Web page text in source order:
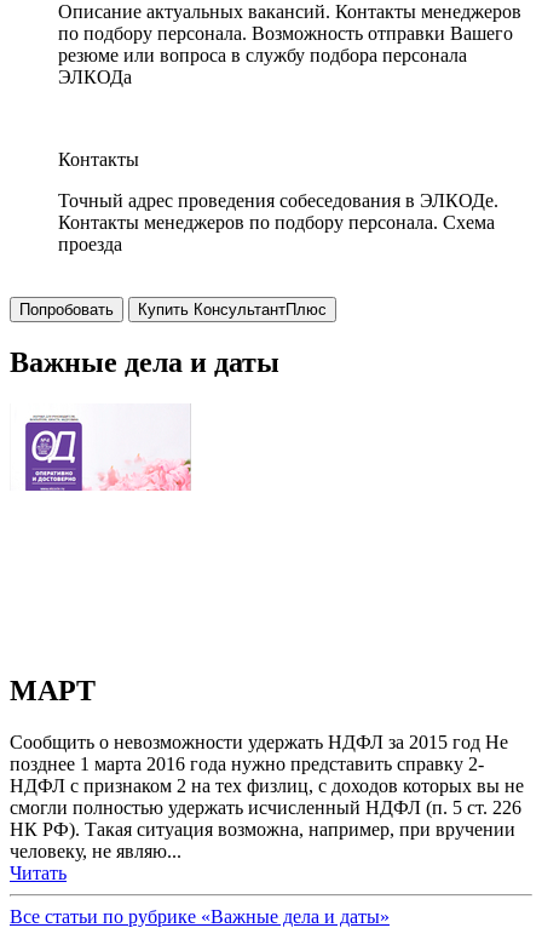
Описание актуальных вакансий. Контакты менеджеров
по подбору персонала. Возможность отправки Вашего
резюме или вопроса в службу подбора персонала
ЭЛКОДа
Контакты
Точный адрес проведения собеседования в ЭЛКОДе.
Контакты менеджеров по подбору персонала. Схема
проезда
Попробовать Купить КонсультантПлюс
Важные дела и даты
МАРТ
Сообщить о невозможности удержать НДФЛ за 2015 год Не
позднее 1 марта 2016 года нужно представить справку 2-
НДФЛ с признаком 2 на тех физлиц, с доходов которых вы не
смогли полностью удержать исчисленный НДФЛ (п. 5 ст. 226
НК РФ). Такая ситуация возможна, например, при вручении
человеку, не являю...
Читать
Все статьи по рубрике «Важные дела и даты»